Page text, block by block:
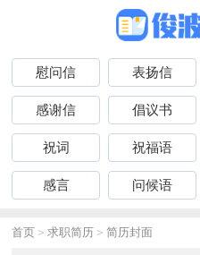
慰问信 表扬信
感谢信 倡议书
祝词 祝福语
感言 问候语
首页 > 求职简历 > 简历封面